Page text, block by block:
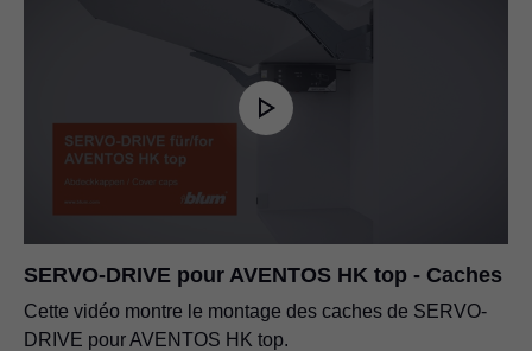
SERVO-DRIVE pour AVENTOS HK top - Caches
Cette vidéo montre le montage des caches de SERVO-
DRIVE pour AVENTOS HK top.